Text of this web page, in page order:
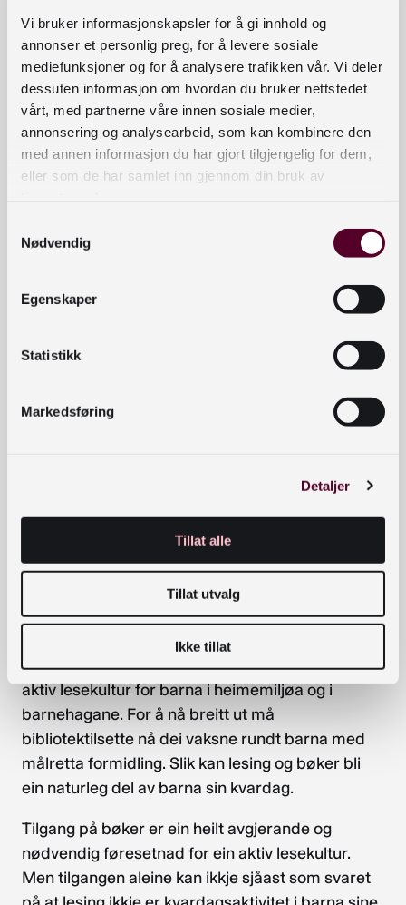
Vi bruker informasjonskapsler for å gi innhold og
annonser et personlig preg, for å levere sosiale
mediefunksjoner og for å analysere trafikken vår. Vi deler
dessuten informasjon om hvordan du bruker nettstedet
vårt, med partnerne våre innen sosiale medier,
annonsering og analysearbeid, som kan kombinere den
med annen informasjon du har gjort tilgjengelig for dem,
eller som de har samlet inn gjennom din bruk av
Nødvendig
Egenskaper
Statistikk
Markedsføring
Detaljer
Tillat alle
Tillat utvalg
Ikke tillat
kommunane med. Læringsressursen er utvikla i
prosjektet Formidlingskompetanse i
folkebibliotek (FiF), med støtte frå NB og
Foreningen !Les. Vestland fylkeskommune har
vore ansvarleg for utviklinga av ressursen.
For å legge best mogleg til rette for bruk av
ressursen, har vi utarbeidd køyreplan til ei
analyseverktøy i form av taksonomiar (sjå
vedlegg).
Kommunane som er med på søknad til aktiv
aktivitetar dei vil satse på og definere korleis dei
Bakgrunnen for ei satsing
barn i førskulealder1. Å rette innsats mot dei
Biblioteka har erfaring i formidling til dei minste,
og dei har oversikt og kjennskap til litteraturen.
Såleis inspirerer dei til lesing hos både barn og
vaksne. Likevel fører ikkje det utan vidare til ein
aktiv lesekultur for barna i heimemiljøa og i
barnehagane. For å nå breitt ut må
bibliotektilsette nå dei vaksne rundt barna med
målretta formidling. Slik kan lesing og bøker bli
ein naturleg del av barna sin kvardag.
Tilgang på bøker er ein heilt avgjerande og
nødvendig føresetnad for ein aktiv lesekultur.
Men tilgangen aleine kan ikkje sjåast som svaret